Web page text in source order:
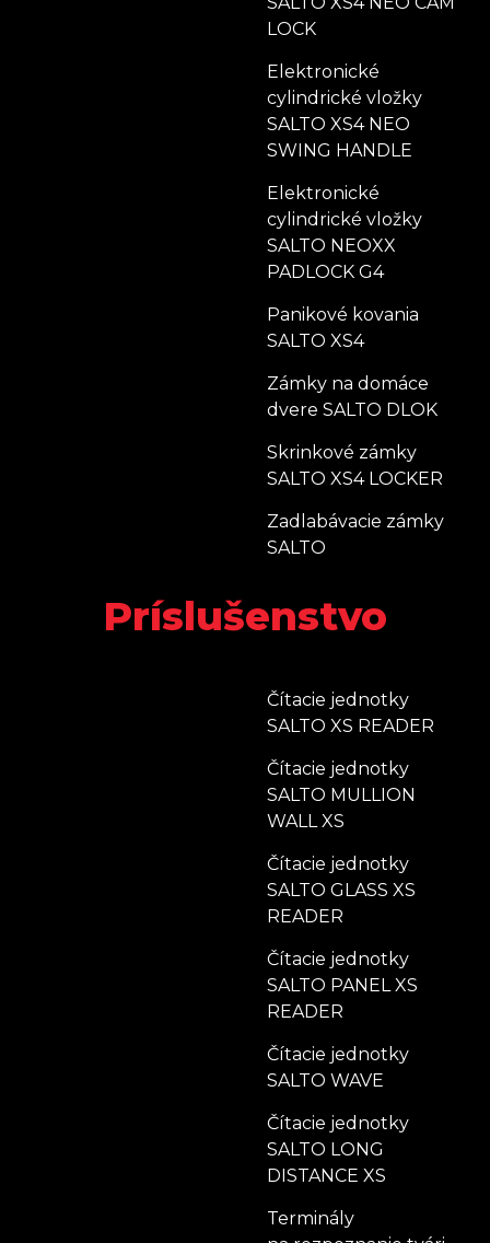
LOCK
Elektronické
cylindrické vložky
SALTO XS4 NEO
SWING HANDLE
Elektronické
cylindrické vložky
SALTO NEOXX
PADLOCK G4
Panikové kovania
SALTO XS4
Zámky na domáce
dvere SALTO DLOK
Skrinkové zámky
SALTO XS4 LOCKER
Zadlabávacie zámky
SALTO
Príslušenstvo
Čítacie jednotky
SALTO XS READER
Čítacie jednotky
SALTO MULLION
WALL XS
Čítacie jednotky
SALTO GLASS XS
READER
Čítacie jednotky
SALTO PANEL XS
READER
Čítacie jednotky
SALTO WAVE
Čítacie jednotky
SALTO LONG
DISTANCE XS
Terminály